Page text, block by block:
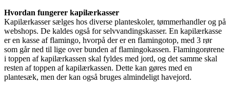
Hvordan fungerer kapilærkasser
Kapilærkasser sælges hos diverse planteskoler, tømmerhandler og på
webshops. De kaldes også for selvvandingskasser. En kapilærkasse
er en kasse af flamingo, hvorpå der er en flamingotop, med 3 rør
som går ned til lige over bunden af flamingokassen. Flamingorørene
i toppen af kapilærkassen skal fyldes med jord, og det samme skal
resten af toppen af kapilærkassen. Dette kan gøres med en
plantesæk, men der kan også bruges almindeligt havejord.